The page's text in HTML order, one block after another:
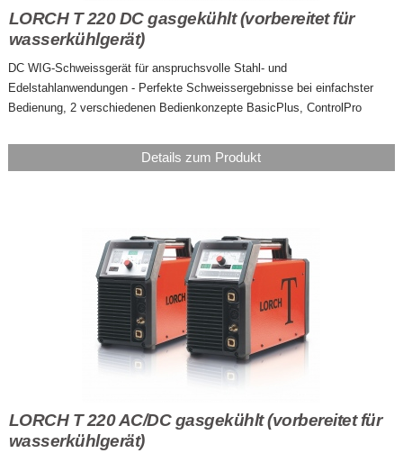
LORCH T 220 DC gasgekühlt (vorbereitet für
wasserkühlgerät)
DC WIG-Schweissgerät für anspruchsvolle Stahl- und
Edelstahlanwendungen - Perfekte Schweissergebnisse bei einfachster
Bedienung, 2 verschiedenen Bedienkonzepte BasicPlus, ControlPro
Details zum Produkt
LORCH T 220 AC/DC gasgekühlt (vorbereitet für
wasserkühlgerät)